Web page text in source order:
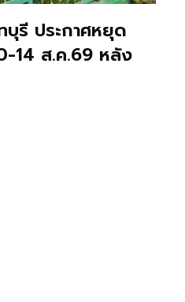
บุรี ประกาศหยุด
14 ส.ค.69 หลัง